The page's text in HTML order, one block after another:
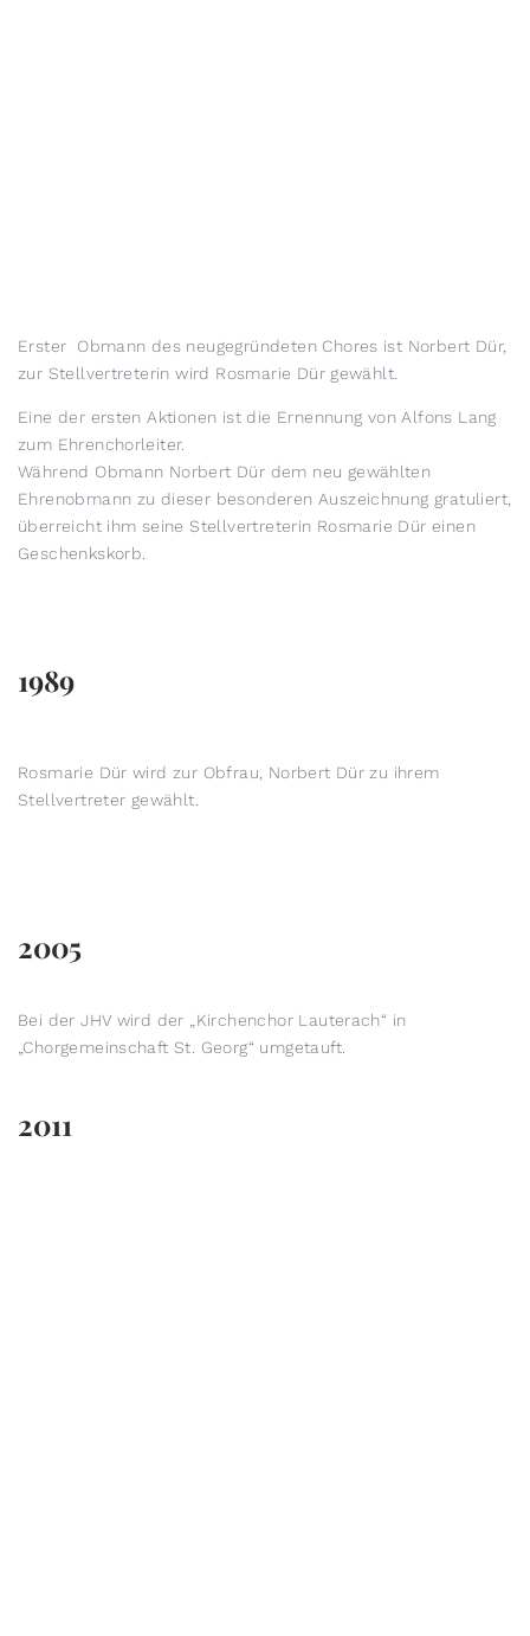
Erster Obmann des neugegründeten Chores ist Norbert Dür,
zur Stellvertreterin wird Rosmarie Dür gewählt.
Eine der ersten Aktionen ist die Ernennung von Alfons Lang
zum Ehrenchorleiter.
Während Obmann Norbert Dür dem neu gewählten
Ehrenobmann zu dieser besonderen Auszeichnung gratuliert,
überreicht ihm seine Stellvertreterin Rosmarie Dür einen
Geschenkskorb.
1989
Rosmarie Dür wird zur Obfrau, Norbert Dür zu ihrem
Stellvertreter gewählt.
2005
Bei der JHV wird der „Kirchenchor Lauterach“ in
„Chorgemeinschaft St. Georg“ umgetauft.
2011